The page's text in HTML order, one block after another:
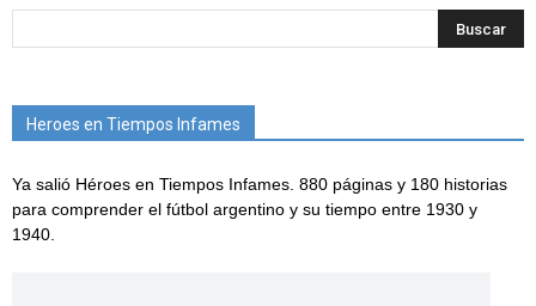
Heroes en Tiempos Infames
Ya salió Héroes en Tiempos Infames. 880 páginas y 180 historias
para comprender el fútbol argentino y su tiempo entre 1930 y
1940.